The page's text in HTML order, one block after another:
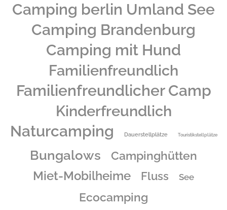
Camping berlin Umland See
Camping Brandenburg
Camping mit Hund
Familienfreundlich
Familienfreundlicher Camp
Kinderfreundlich
Naturcamping
Dauerstellplätze Touristikstellplätze
Bungalows Campinghütten
Miet-Mobilheime Fluss See
Ecocamping